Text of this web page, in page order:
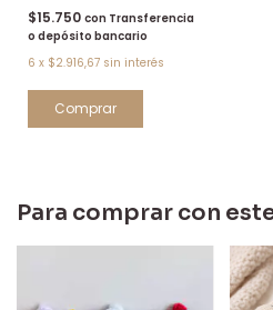
$15.750 con Transferencia
o depósito bancario
6 x $2.916,67 sin interés
Comprar
Para comprar con